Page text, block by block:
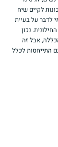
לקיים שיח
לדבר על בעיית
נכון
אבל זה
התייחסות לכלל